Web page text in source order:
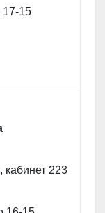
17-15
кабинет 223